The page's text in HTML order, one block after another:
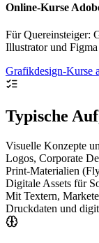
Online-Kurse
Für Quereinsteiger:
Illustrator und
Grafikdesign-Kurse
Typische
Visuelle Konzepte
Logos, Corporate
Print-Materialien
Digitale Assets für
Mit Textern,
Druckdaten und